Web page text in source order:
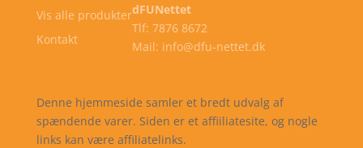
Vis alle produkter
Kontakt
dFUNettet
Tlf: 7876 8672
Mail: info@dfu-nettet.dk
Denne hjemmeside samler et bredt udvalg af
spændende varer. Siden er et affiiliatesite, og nogle
links kan være affiliatelinks.